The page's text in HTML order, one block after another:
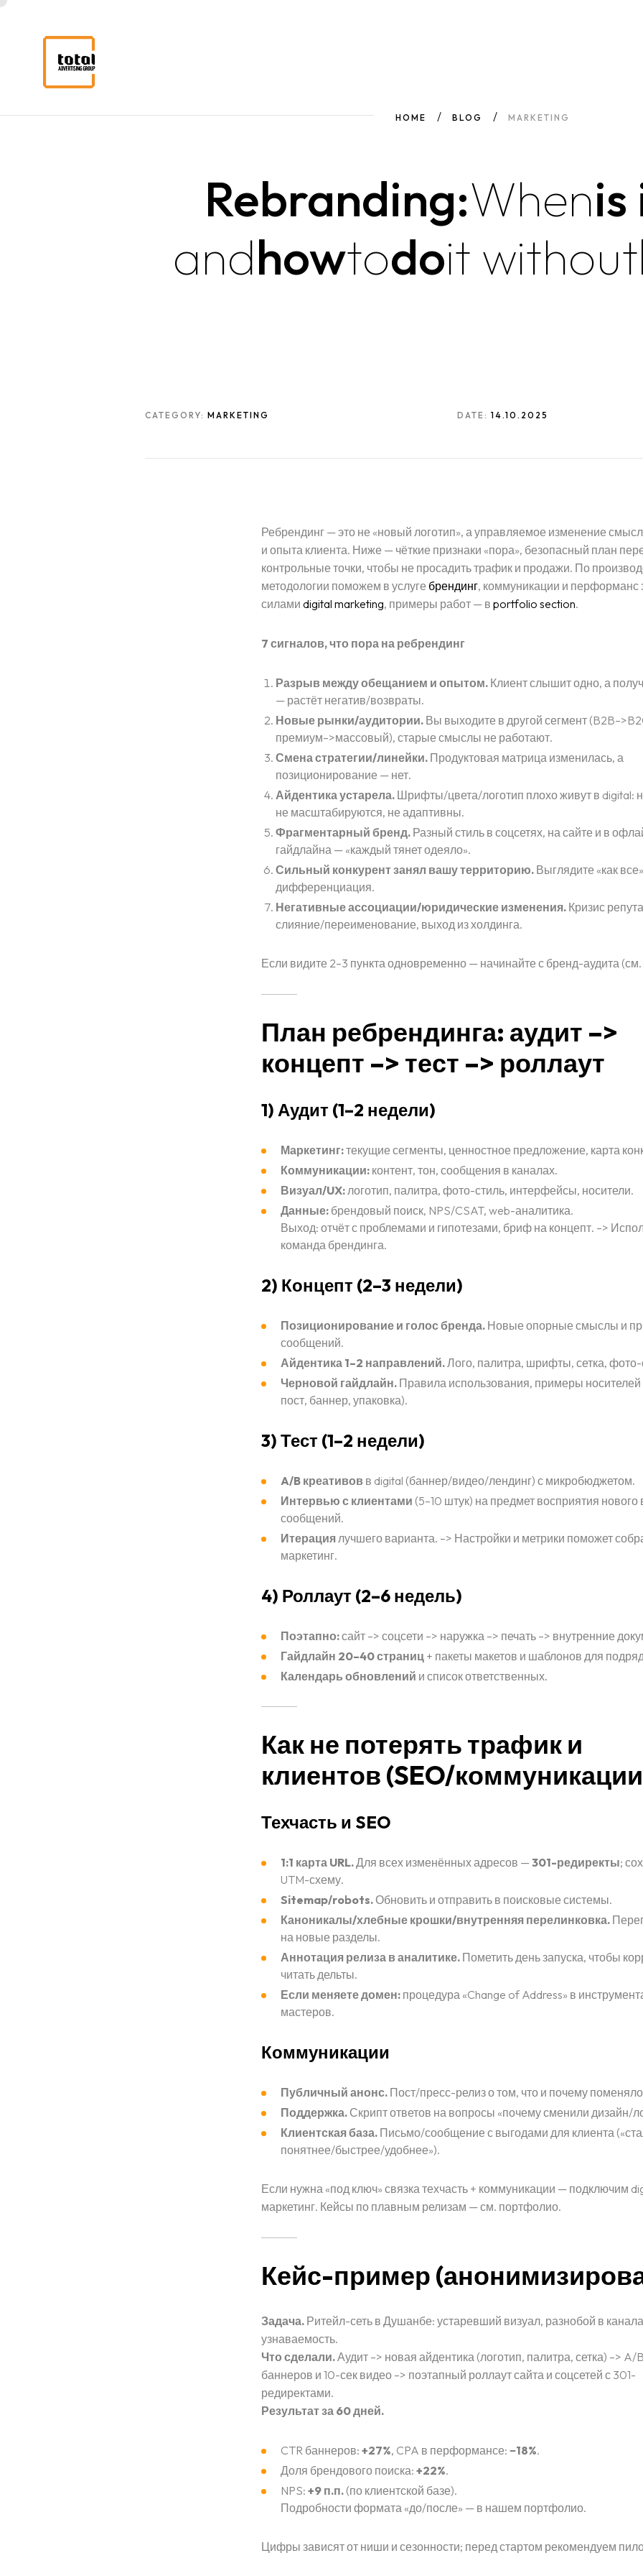
HOME BLOG MARKETING
Rebranding:When
andhowtodoit without
CATEGORY: MARKETING DATE: 14.10.2025
Ребрендинг — это не «новый логотип», а управляемое изменение
и опыта клиента. Ниже — чёткие признаки «пора», безопасный план
контрольные точки, чтобы не просадить трафик и продажи. По
методологии поможем в услуге брендинг, коммуникации и перформанс
силами digital marketing, примеры работ — в portfolio section.
7 сигналов, что пора на ребрендинг
Разрыв между обещанием и опытом.Клиент слышит одно, а
— растёт негатив/возвраты.
Новые рынки/аудитории.Вы выходите в другой сегмент
премиум–>массовый), старые смыслы не работают.
Смена стратегии/линейки.Продуктовая матрица изменилась, а
позиционирование — нет.
Айдентика устарела.Шрифты/цвета/логотип плохо живут в digital:
не масштабируются, не адаптивны.
Фрагментарный бренд.Разный стиль в соцсетях, на сайте и в
гайдлайна — «каждый тянет одеяло».
Сильный конкурент занял вашу территорию.Выглядите «как
дифференциация.
Негативные ассоциации/юридические изменения.Кризис
слияние/переименование, выход из холдинга.
Если видите 2–3 пункта одновременно — начинайте с бренд-аудита
План ребрендинга: аудит –>
концепт –> тест –> роллаут
1) Аудит (1–2 недели)
Маркетинг:текущие сегменты, ценностное предложение, карта
Коммуникации:контент, тон, сообщения в каналах.
Визуал/UX:логотип, палитра, фото-стиль, интерфейсы, носители.
Данные:брендовый поиск, NPS/CSAT, web-аналитика.
Выход: отчёт с проблемами и гипотезами, бриф на концепт. –>
команда брендинга.
2) Концепт (2–3 недели)
Позиционирование и голос бренда.Новые опорные смыслы и
сообщений.
Айдентика 1–2 направлений.Лого, палитра, шрифты, сетка, фото-
Черновой гайдлайн.Правила использования, примеры носителей
пост, баннер, упаковка).
3) Тест (1–2 недели)
A/B креативов в digital (баннер/видео/лендинг) с микробюджетом.
Интервью с клиентами (5–10 штук) на предмет восприятия нового
сообщений.
Итерациялучшего варианта. –> Настройки и метрики поможет
маркетинг.
4) Роллаут (2–6 недель)
Поэтапно:сайт –> соцсети –> наружка –> печать –> внутренние
Гайдлайн 20–40 страниц+ пакеты макетов и шаблонов для
Календарь обновлений и список ответственных.
Как не потерять трафик и
клиентов (SEO/
Техчасть и SEO
1:1 карта URL.Для всех изменённых адресов —301-редиректы;
UTM-схему.
Sitemap/robots.Обновить и отправить в поисковые системы.
Каноникалы/хлебные крошки/внутренняя перелинковка.
на новые разделы.
Аннотация релиза в аналитике.Пометить день запуска, чтобы
читать дельты.
Если меняете домен:процедура «Change of Address» в
мастеров.
Коммуникации
Публичный анонс.Пост/пресс-релиз о том, что и почему
Поддержка.Скрипт ответов на вопросы «почему сменили дизайн/
Клиентская база.Письмо/сообщение с выгодами для клиента
понятнее/быстрее/удобнее»).
Если нужна «под ключ» связка техчасть + коммуникации — подключим
маркетинг. Кейсы по плавным релизам — см. портфолио.
Кейс-пример
Задача.Ритейл-сеть в Душанбе: устаревший визуал, разнобой в
узнаваемость.
Что сделали.Аудит –> новая айдентика (логотип, палитра, сетка) –> A/
баннеров и 10-сек видео –> поэтапный роллаут сайта и соцсетей с 301-
редиректами.
Результат за 60 дней.
CTR баннеров: +27%, CPA в перформансе: −18%.
Доля брендового поиска: +22%.
NPS: +9 п.п.(по клиентской базе).
Подробности формата «до/после» — в нашем портфолио.
Цифры зависят от ниши и сезонности; перед стартом рекомендуем